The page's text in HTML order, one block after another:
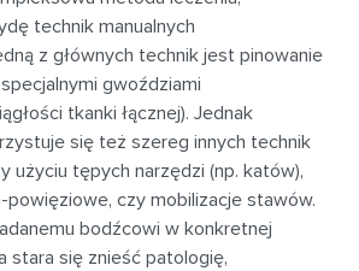
technik manualnych
z głównych technik jest pinowanie
gwoździami
tkanki łącznej). Jednak
się też szereg innych technik
użyciu tępych narzędzi (np. katów),
powięziowe, czy mobilizacje stawów.
bodźcowi w konkretnej
stara się znieść patologię,